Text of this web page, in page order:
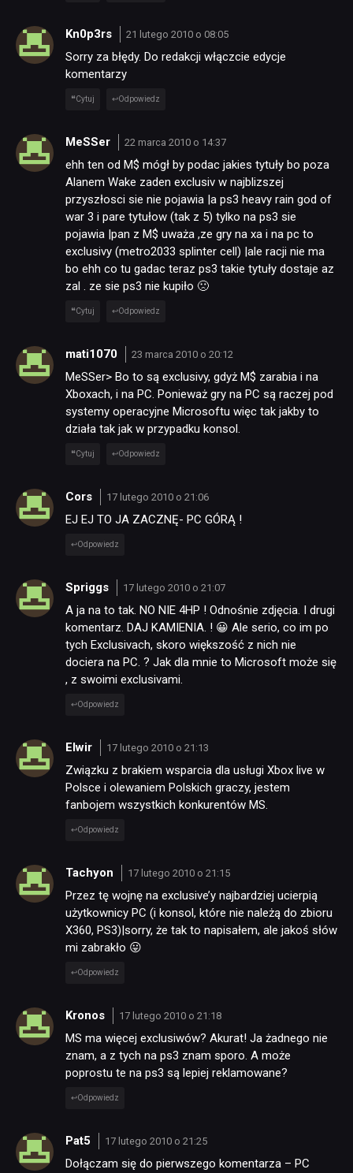
TECHNOLOGIE
DYSKUSJE
JUŻ GRALIŚMY
SKLEP
Kn0p3rs 21 lutego 2010 o 08:05
Sorry za błędy. Do redakcji włączcie edycje
komentarzy
Cytuj Odpowiedz
MeSSer 22 marca 2010 o 14:37
ehh ten od M$ mógł by podac jakies tytuły bo poza
Alanem Wake zaden exclusiv w najblizszej
przyszłosci sie nie pojawia |a ps3 heavy rain god of
war 3 i pare tytułow (tak z 5) tylko na ps3 sie
pojawia |pan z M$ uważa ,ze gry na xa i na pc to
exclusivy (metro2033 splinter cell) |ale racji nie ma
bo ehh co tu gadac teraz ps3 takie tytuły dostaje az
zal . ze sie ps3 nie kupiło 🙁
Cytuj Odpowiedz
mati1070 23 marca 2010 o 20:12
MeSSer> Bo to są exclusivy, gdyż M$ zarabia i na
Xboxach, i na PC. Ponieważ gry na PC są raczej pod
systemy operacyjne Microsoftu więc tak jakby to
działa tak jak w przypadku konsol.
Cytuj Odpowiedz
Cors 17 lutego 2010 o 21:06
EJ EJ TO JA ZACZNĘ- PC GÓRĄ !
Odpowiedz
Spriggs 17 lutego 2010 o 21:07
A ja na to tak. NO NIE 4HP ! Odnośnie zdjęcia. I drugi
komentarz. DAJ KAMIENIA. ! 😀 Ale serio, co im po
tych Exclusivach, skoro większość z nich nie
dociera na PC. ? Jak dla mnie to Microsoft może się
, z swoimi exclusivami.
Odpowiedz
Elwir 17 lutego 2010 o 21:13
Związku z brakiem wsparcia dla usługi Xbox live w
Polsce i olewaniem Polskich graczy, jestem
fanbojem wszystkich konkurentów MS.
Odpowiedz
Tachyon 17 lutego 2010 o 21:15
Przez tę wojnę na exclusive’y najbardziej ucierpią
użytkownicy PC (i konsol, które nie należą do zbioru
X360, PS3)|sorry, że tak to napisałem, ale jakoś słów
mi zabrakło 😛
Odpowiedz
Kronos 17 lutego 2010 o 21:18
MS ma więcej exclusiwów? Akurat! Ja żadnego nie
znam, a z tych na ps3 znam sporo. A może
poprostu te na ps3 są lepiej reklamowane?
Odpowiedz
Pat5 17 lutego 2010 o 21:25
Dołączam się do pierwszego komentarza – PC